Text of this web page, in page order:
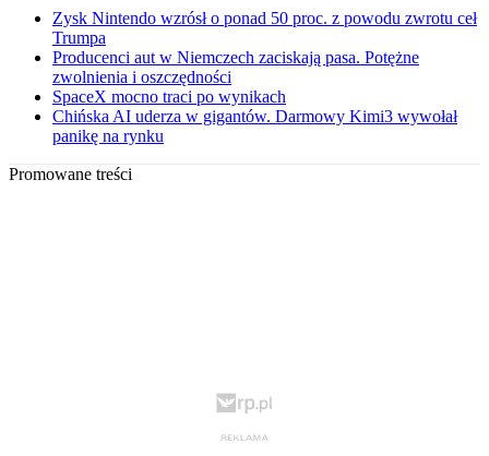
Zysk Nintendo wzrósł o ponad 50 proc. z powodu zwrotu ceł
Trumpa
Producenci aut w Niemczech zaciskają pasa. Potężne
zwolnienia i oszczędności
SpaceX mocno traci po wynikach
Chińska AI uderza w gigantów. Darmowy Kimi3 wywołał
panikę na rynku
Promowane treści